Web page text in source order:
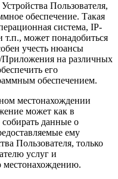
Пользователя,
обеспечение. Такая
система, IP-
т.п., может понадобиться
учесть нюансы
на различных
его
обеспечением.
местонахождении
может как в
данные о
ему
Пользователя, только
услуг и
местонахождению.